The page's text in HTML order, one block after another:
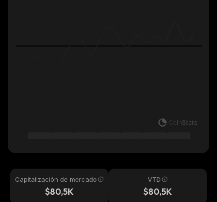
Capitalización de mercado
$80,5K
VTD
$80,5K